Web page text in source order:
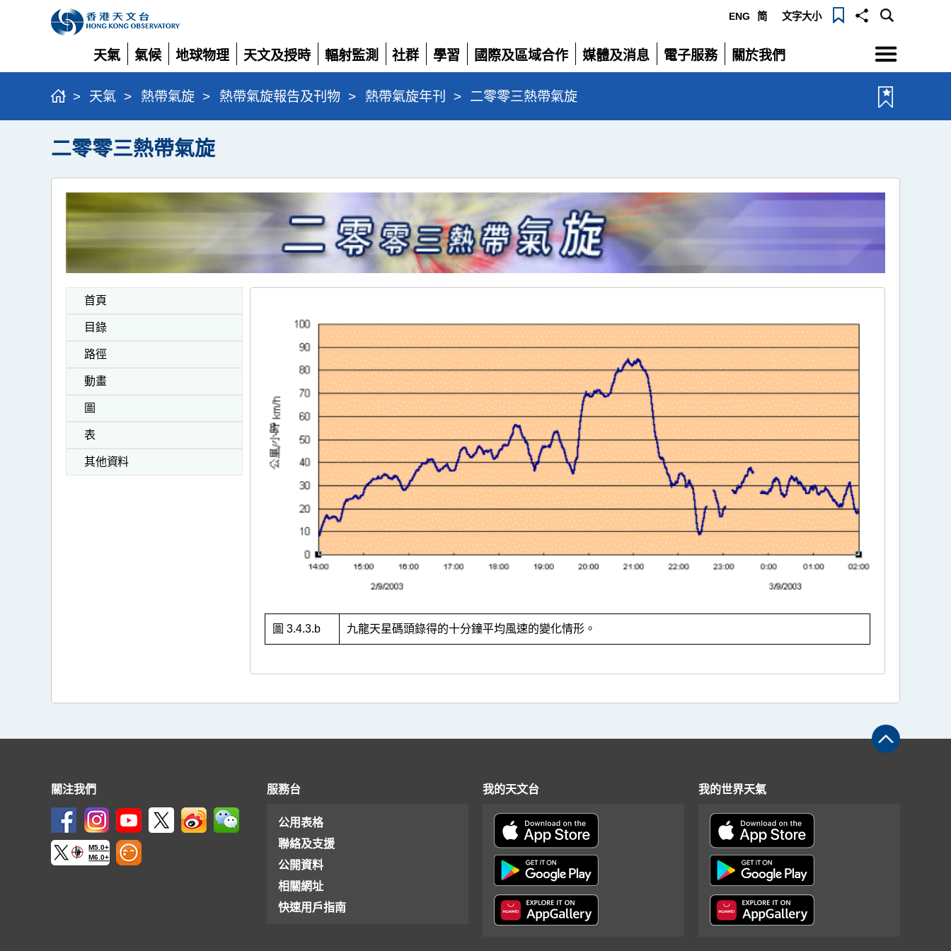
ENG 简 文字大小
天氣
展
開
氣候
展
開
地球物理
展
開
天文及授時
展
開
輻射監測
展
開
社群
展
開
學習
展
開
國際及區域合作
展
開
媒體及消息
展
電子服務
展
關於我們
展
選
單
> 天氣 > 熱帶氣旋 > 熱帶氣旋報告及刊物 > 熱帶氣旋年刊 > 二零零三熱帶氣旋
二零零三熱帶氣旋
首頁
目錄
路徑
動畫
圖
表
其他資料
圖 3.4.3.b 九龍天星碼頭錄得的十分鐘平均風速的變化情形。
關注我們
M5.0+
M6.0+
服務台
公用表格
聯絡及支援
公開資料
相關網址
快速用戶指南
我的天文台 我的世界天氣